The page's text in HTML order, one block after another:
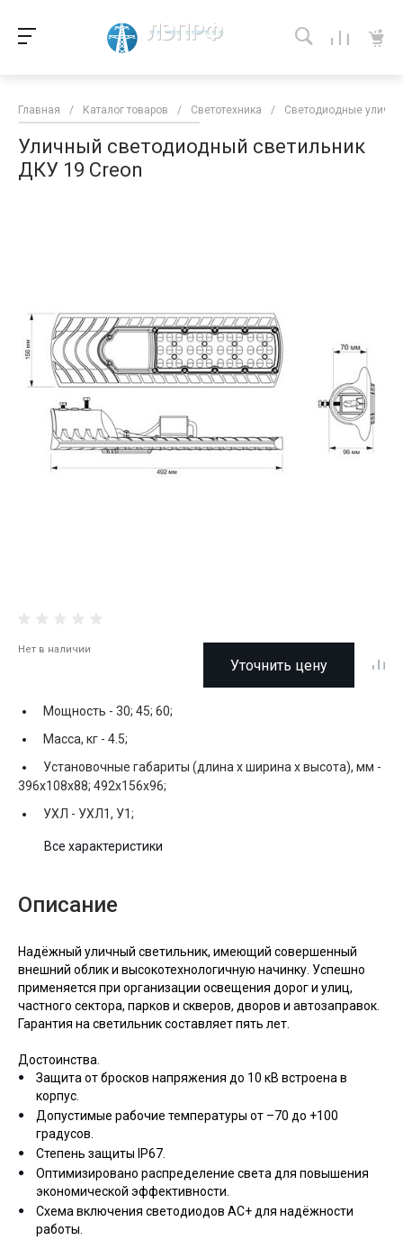
Главная / Каталог товаров / Светотехника / Светодиодные
Уличный светодиодный светильник
ДКУ 19 Creon
Нет в наличии
Уточнить цену
Мощность - 30; 45; 60;
Масса, кг - 4.5;
Установочные габариты (длина х ширина х высота), мм -
396х108х88; 492х156х96;
УХЛ - УХЛ1, У1;
Все характеристики
Описание
Надёжный уличный светильник, имеющий совершенный
внешний облик и высокотехнологичную начинку. Успешно
применяется при организации освещения дорог и улиц,
частного сектора, парков и скверов, дворов и автозаправок.
Гарантия на светильник составляет пять лет.
Достоинства.
Защита от бросков напряжения до 10 кВ встроена в
корпус.
Допустимые рабочие температуры от –70 до +100
градусов.
Степень защиты IP67.
Оптимизировано распределение света для повышения
экономической эффективности.
Схема включения светодиодов АС+ для надёжности
работы.